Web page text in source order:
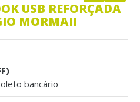
USB REFORÇADA
MORMAII
bancário